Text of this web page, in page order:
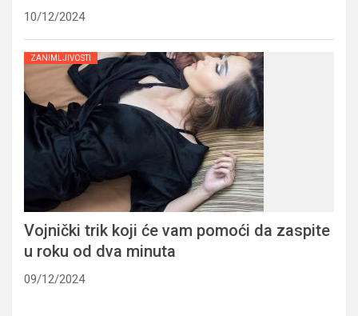
10/12/2024
ZANIMLJIVOSTI
Vojnički trik koji će vam pomoći da zaspite
u roku od dva minuta
09/12/2024